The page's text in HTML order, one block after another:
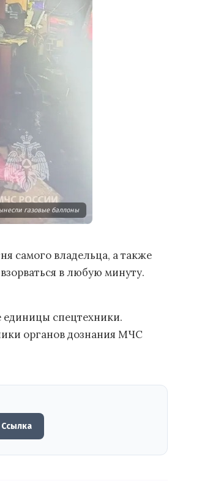
газовые баллоны
самого владельца, а также
в любую минуту.
единицы спецтехники.
органов дознания МЧС
Ссылка